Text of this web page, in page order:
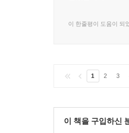
이 한줄평이 도움이 되
1 2 3
이 책을 구입하신